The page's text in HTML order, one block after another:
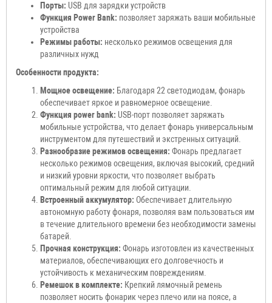
Порты: USB для зарядки устройств
Функция Power Bank: позволяет заряжать ваши мобильные
устройства
Режимы работы: несколько режимов освещения для
различных нужд
Особенности продукта:
Мощное освещение: Благодаря 22 светодиодам, фонарь
обеспечивает яркое и равномерное освещение.
Функция power bank: USB-порт позволяет заряжать
мобильные устройства, что делает фонарь универсальным
инструментом для путешествий и экстренных ситуаций.
Разнообразие режимов освещения: Фонарь предлагает
несколько режимов освещения, включая высокий, средний
и низкий уровни яркости, что позволяет выбрать
оптимальный режим для любой ситуации.
Встроенный аккумулятор: Обеспечивает длительную
автономную работу фонаря, позволяя вам пользоваться им
в течение длительного времени без необходимости замены
батарей.
Прочная конструкция: Фонарь изготовлен из качественных
материалов, обеспечивающих его долговечность и
устойчивость к механическим повреждениям.
Ремешок в комплекте: Крепкий лямочный ремень
позволяет носить фонарик через плечо или на поясе, а